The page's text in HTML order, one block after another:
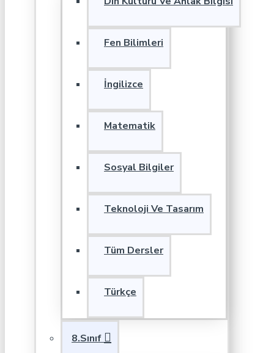
Fen Bilimleri
İngilizce
Matematik
Sosyal Bilgiler
Teknoloji Ve Tasarım
Tüm Dersler
Türkçe
8.Sınıf